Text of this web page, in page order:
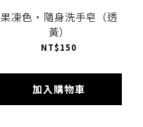
果凍色·隨身洗手皂（透
黃）
NT$150
加入購物車